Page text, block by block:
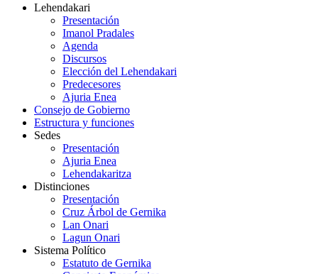
Lehendakari
Presentación
Imanol Pradales
Agenda
Discursos
Elección del Lehendakari
Predecesores
Ajuria Enea
Consejo de Gobierno
Estructura y funciones
Sedes
Presentación
Ajuria Enea
Lehendakaritza
Distinciones
Presentación
Cruz Árbol de Gernika
Lan Onari
Lagun Onari
Sistema Político
Estatuto de Gernika